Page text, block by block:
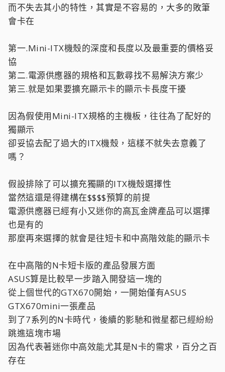
而不失去其小的特性，其實是不容易的，大多的敗筆
會卡在
第一.Mini-ITX機殼的深度和長度以及最重要的價格妥
協
第二.電源供應器的規格和瓦數尋找不易解決方案少
第三.就是如果要擴充顯示卡的顯示卡長度干擾
因為假使用Mini-ITX規格的主機板，往往為了配好的
獨顯示
卻妥協去配了過大的ITX機殼，這樣不就失去意義了
嗎？
假設排除了可以擴充獨顯的ITX機殼選擇性
當然這還是得建構在$$$$預算的前提
電源供應器已經有小又迷你的高瓦金牌產品可以選擇
也是有的
那麼再來選擇的就會是往短卡和中高階效能的顯示卡
在中高階的N卡短卡版的產品發展方面
ASUS算是比較早一步踏入開發這一塊的
從上個世代的GTX670開始，一開始僅有ASUS
GTX670mini一張產品
到了7系列的N卡時代，後續的影馳和微星都已經紛紛
跳進這塊市場
因為代表著迷你中高效能尤其是N卡的需求，百分之百
存在